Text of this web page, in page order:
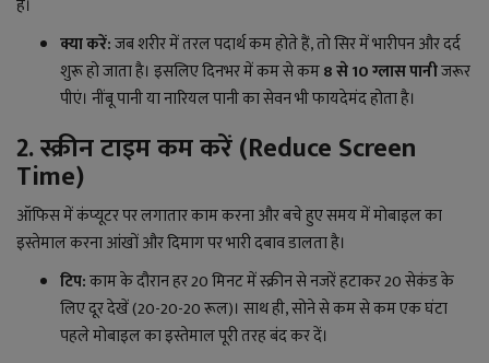
है।
क्या करें:जब शरीर में तरल पदार्थ कम होते हैं, तो सिर में भारीपन और दर्द
शुरू हो जाता है। इसलिए दिनभर में कम से कम8 से 10 ग्लास पानीजरूर
पीएं। नींबू पानी या नारियल पानी का सेवन भी फायदेमंद होता है।
2. स्क्रीन टाइम कम करें (Reduce Screen
Time)
ऑफिस में कंप्यूटर पर लगातार काम करना और बचे हुए समय में मोबाइल का
इस्तेमाल करना आंखों और दिमाग पर भारी दबाव डालता है।
टिप:काम के दौरान हर 20 मिनट में स्क्रीन से नजरें हटाकर 20 सेकंड के
लिए दूर देखें (20-20-20 रूल)। साथ ही, सोने से कम से कम एक घंटा
पहले मोबाइल का इस्तेमाल पूरी तरह बंद कर दें।